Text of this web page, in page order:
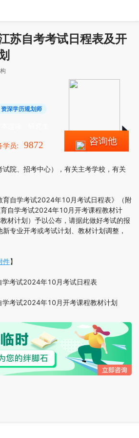
苏自考考试日程表及开
资深学历规划师
学员: 9872 咨询他
试院、招考中心），有关主考学校，有关
育自学考试2024年10月考试日程表》（附
自学考试2024年10月开考课程教材计
材计划）予以公布，请据此做好考试的报
专业开考或考试计划、教材计划调整，
件】
学考试2024年10月考试日程表
学考试2024年10月开考课程教材计划